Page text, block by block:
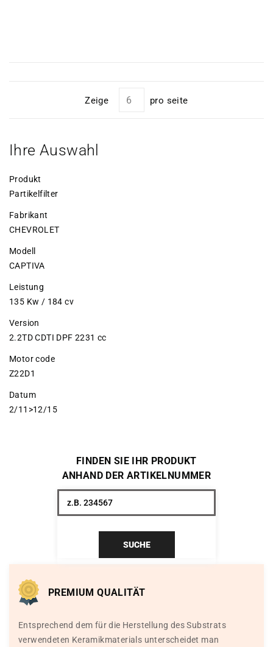
Zeige pro seite
Ihre Auswahl
Produkt
Partikelfilter
Fabrikant
CHEVROLET
Modell
CAPTIVA
Leistung
135 Kw / 184 cv
Version
2.2TD CDTI DPF 2231 cc
Motor code
Z22D1
Datum
2/11>12/15
FINDEN SIE IHR PRODUKT
ANHAND DER ARTIKELNUMMER
SUCHE
PREMIUM QUALITÄT
Entsprechend dem für die Herstellung des Substrats
verwendeten Keramikmaterials unterscheidet man